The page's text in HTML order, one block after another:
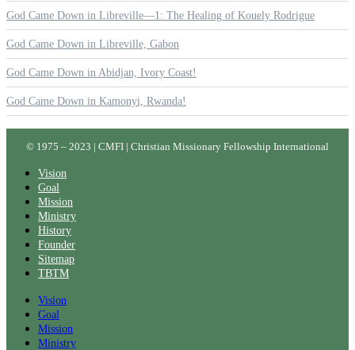
God Came Down in Libreville—1: The Healing of Kouely Rodrigue
God Came Down in Libreville, Gabon
God Came Down in Abidjan, Ivory Coast!
God Came Down in Kamonyi, Rwanda!
© 1975 – 2023 | CMFI | Christian Missionary Fellowship International
Vision
Goal
Mission
Ministry
History
Founder
Sitemap
TBTM
Vision
Goal
Mission
Ministry